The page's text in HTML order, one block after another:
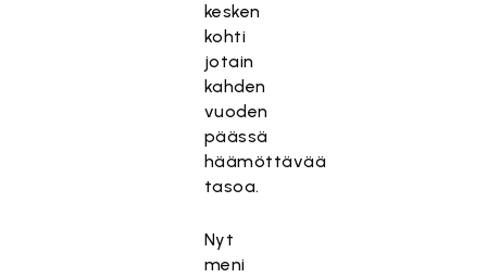
kesken
kohti
jotain
kahden
vuoden
päässä
häämöttävää
tasoa.
Nyt
meni